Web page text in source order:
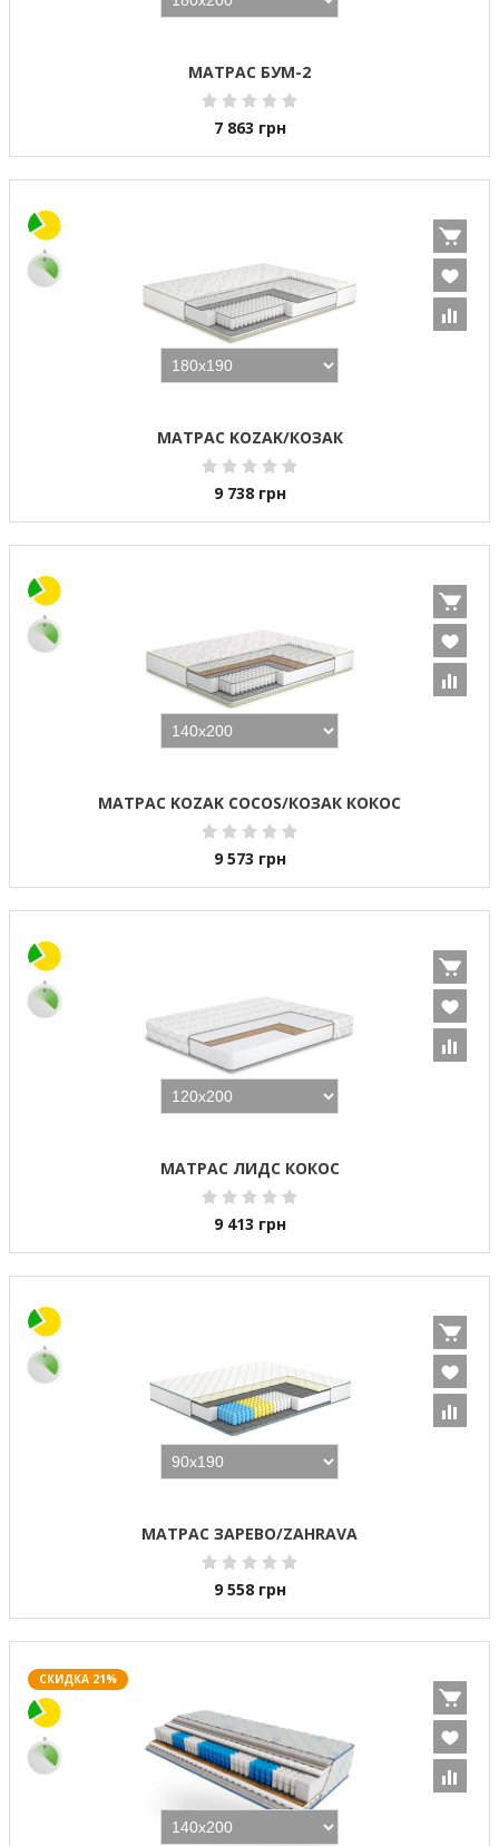
МАТРАС БУМ-2
7 863 грн
МАТРАС KOZAK/КОЗАК
9 738 грн
МАТРАС KOZAK COСOS/КОЗАК КОКОС
9 573 грн
МАТРАС ЛИДС КОКОС
9 413 грн
МАТРАС ЗАРЕВО/ZAHRAVA
9 558 грн
СКИДКА 21%